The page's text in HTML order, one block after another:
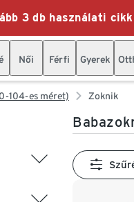
3 db használati
Női Férfi Gyerek
104-es méret) Zoknik